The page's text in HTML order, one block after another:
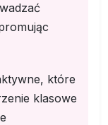
które
klasowe